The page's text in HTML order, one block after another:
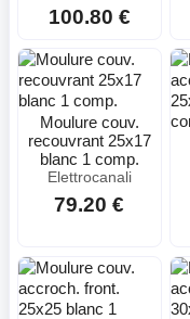
100.80 €
Moulure couv.
recouvrant 25x17
blanc 1 comp.
Elettrocanali
79.20 €